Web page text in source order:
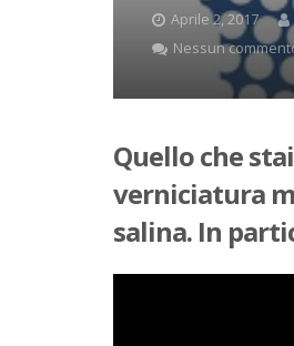
Aprile 2, 2017
Nessun
Quello che
verniciatura
salina. In